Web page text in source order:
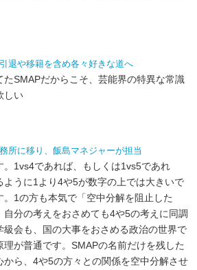
退や移籍を含め各々好きな道へ
SMAPだからこそ、芸能界の特異な常識
しい
所に移り、飯島マネジャーが担当
。1vs4であれば、もしくは1vs5であれ
ように1より4や5が数字の上では大きいで
1の方も本気で「空中分解を阻止した
自分の考えをおさめても4や5の考えに同調
会も、国の大事をおさめる政治の世界で
理が普通です。SMAPの名前だけを残した
から、4や5の方々との関係を空中分解させ